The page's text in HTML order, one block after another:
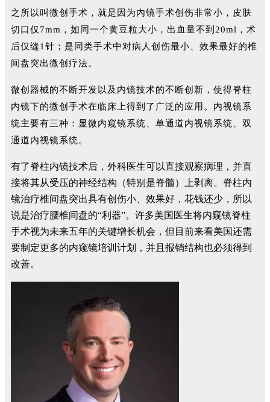
之所以叫微创手术，就是因为內镜手术创伤非常小，皮肤
切口仅7mm，如同一个黄豆粒大小，出血量不到20ml，术
后仅缝1针；是同类手术中对病人创伤最小、效果最好的椎
间盘突出微创疗法。
微创器械的不断开发以及内镜技术的不断创新，使得脊柱
内镜下的微创手术在临床上得到了广泛的应用。内视镜系
统主要有三种：显微内窥镜系统、单通道内视镜系统、双
通道内视镜系统。
有了脊柱内镜技术后，外科医生可以直接观察病理，并直
接将其从受压的神经结构（特别是脊髓）上剥离。脊柱内
镜治疗椎间盘突出具有创伤小、效果好，花钱还少，所以
说是治疗腰椎间盘的“利器”。许多美国医生将内窥镜脊柱
手术视为未来五年的关键增长机会，但目前来看美国还需
要制定更多的内窥镜培训计划，并且报销结构也必须得到
改善。